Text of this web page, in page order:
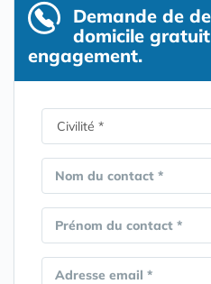
Demande de
domicile
engagement.
Nom du contact *
Prénom du contact *
Adresse email *